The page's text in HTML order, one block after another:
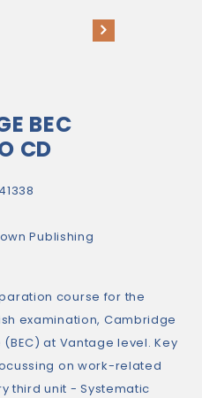
BEC
CD
Publishing
course for the
examination, Cambridge
at Vantage level. Key
on work-related
third unit - Systematic